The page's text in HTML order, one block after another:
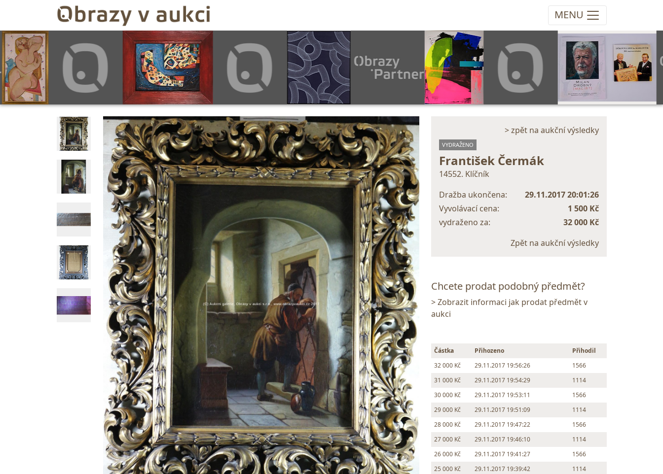
MENU
> zpět na aukční výsledky
VYDRAŽENO
František Čermák
14552. Klíčník
Dražba ukončena:
29.11.2017 20:01:26
Vyvolávací cena:
1 500 Kč
vydraženo za:
32 000 Kč
Zpět na aukční výsledky
Chcete prodat podobný předmět?
> Zobrazit informaci jak prodat předmět v
aukci
Částka Přihozeno
Přihodil
32 000 Kč
29.11.2017 19:56:26
1566
31 000 Kč
29.11.2017 19:54:29
1114
30 000 Kč
29.11.2017 19:53:11
1566
29 000 Kč
29.11.2017 19:51:09
1114
28 000 Kč
29.11.2017 19:47:22
1566
27 000 Kč
29.11.2017 19:46:10
1114
26 000 Kč
29.11.2017 19:41:27
1566
25 000 Kč
29.11.2017 19:39:42
1114